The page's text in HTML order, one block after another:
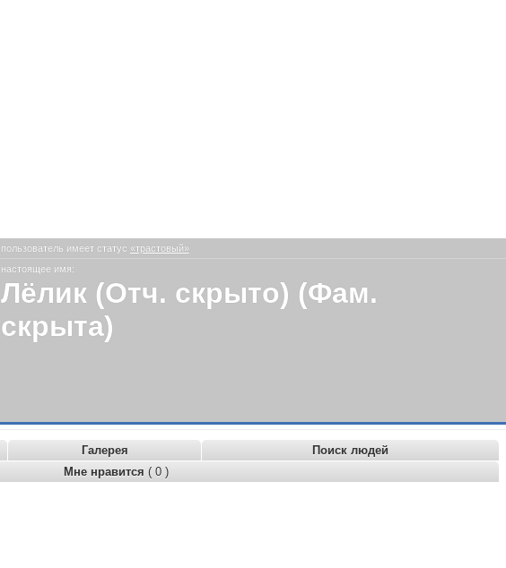
пользователь имеет статус «трастовый»
настоящее имя:
Лёлик (Отч. скрыто) (Фам.
скрыта)
Галерея
Поиск людей
Мне нравится ( 0 )